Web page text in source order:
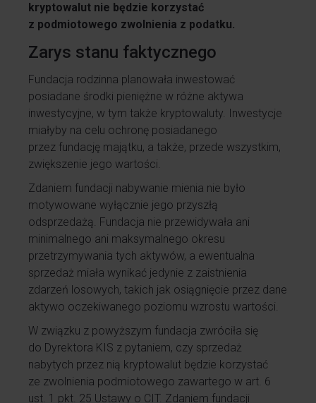
kryptowalut nie będzie korzystać
z podmiotowego zwolnienia z podatku.
Zarys stanu faktycznego
Fundacja rodzinna planowała inwestować
posiadane środki pieniężne w różne aktywa
inwestycyjne, w tym także kryptowaluty. Inwestycje
miałyby na celu ochronę posiadanego
przez fundację majątku, a także, przede wszystkim,
zwiększenie jego wartości.
Zdaniem fundacji nabywanie mienia nie było
motywowane wyłącznie jego przyszłą
odsprzedażą. Fundacja nie przewidywała ani
minimalnego ani maksymalnego okresu
przetrzymywania tych aktywów, a ewentualna
sprzedaż miała wynikać jedynie z zaistnienia
zdarzeń losowych, takich jak osiągnięcie przez dane
aktywo oczekiwanego poziomu wzrostu wartości.
W związku z powyższym fundacja zwróciła się
do Dyrektora KIS z pytaniem, czy sprzedaż
nabytych przez nią kryptowalut będzie korzystać
ze zwolnienia podmiotowego zawartego w art. 6
ust. 1 pkt. 25 Ustawy o CIT. Zdaniem fundacji